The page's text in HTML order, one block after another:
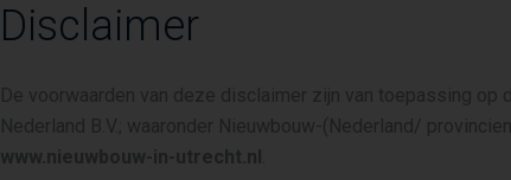
Disclaimer
De voorwaarden van deze disclaimer zijn van toepassing
Nederland B.V.; waaronder Nieuwbouw-(Nederland/
www.nieuwbouw-in-utrecht.nl